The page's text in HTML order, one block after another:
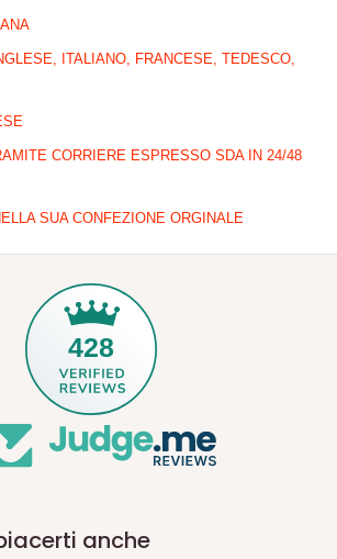
ITALIANO, FRANCESE, TEDESCO,
CORRIERE ESPRESSO SDA IN 24/48
SUA CONFEZIONE ORGINALE
428
anche